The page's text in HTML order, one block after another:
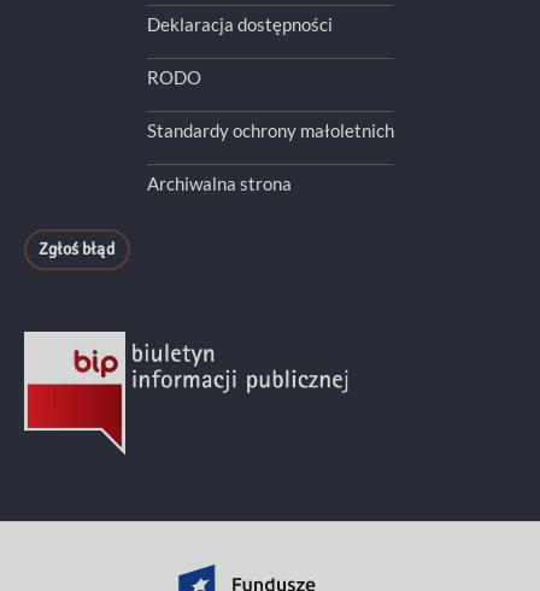
Deklaracja dostępności
RODO
Standardy ochrony małoletnich
Archiwalna strona
Zgłoś błąd